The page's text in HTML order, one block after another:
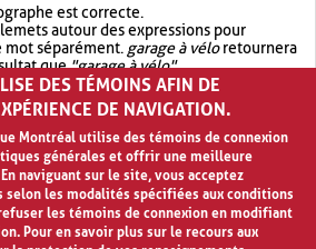
est correcte.
autour des expressions pour
mot séparément. garage à véloretournera
que"garage à vélo".
votre recherche avec OR.garage OR vélo
plus de résultat quegarage à vélo
DES TÉMOINS AFIN DE
DE NAVIGATION.
Montréal utilise des témoins de connexion
générales et offrir une meilleure
naviguant sur le site, vous acceptez
les modalités spécifiées aux conditions
les témoins de connexion en modifiant
Pour en savoir plus sur le recours aux